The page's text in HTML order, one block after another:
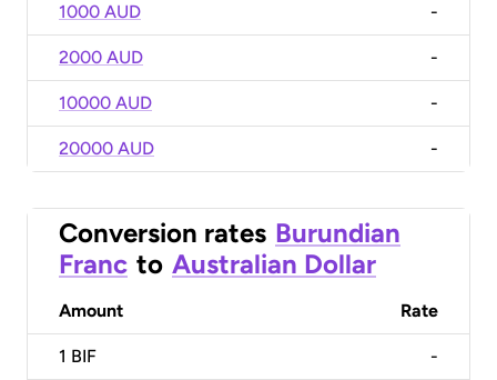
1000 AUD -
2000 AUD -
10000 AUD -
20000 AUD -
Conversion rates Burundian
Franc to Australian Dollar
Amount Rate
1 BIF -